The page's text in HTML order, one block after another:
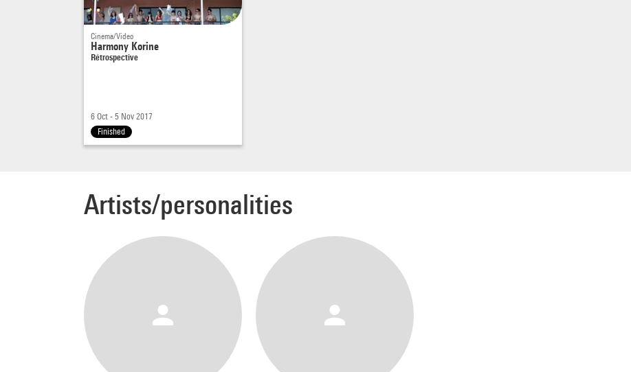
Cinema/Video
Harmony Korine
Rétrospective
6 Oct - 5 Nov 2017
Finished
Artists/personalities